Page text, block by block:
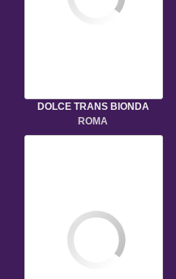
DOLCE TRANS BIONDA
ROMA